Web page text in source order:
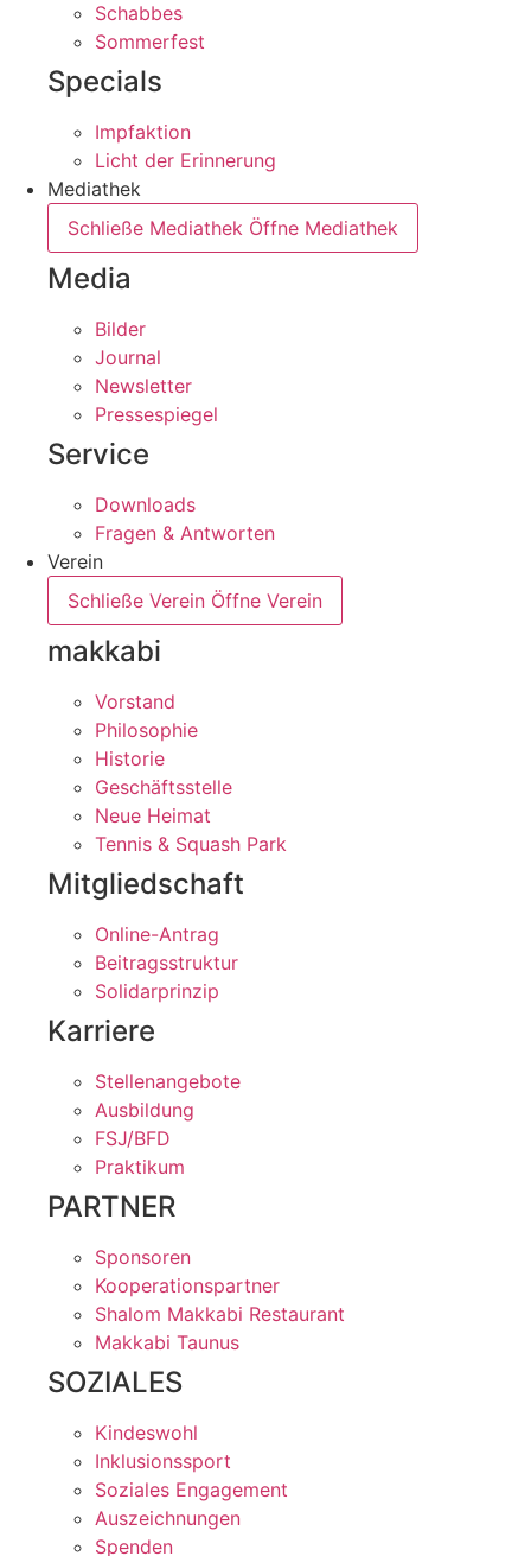
Schabbes
Sommerfest
Specials
Impfaktion
Licht der Erinnerung
Mediathek
Schließe Mediathek Öffne Mediathek
Media
Bilder
Journal
Newsletter
Pressespiegel
Service
Downloads
Fragen & Antworten
Verein
Schließe Verein Öffne Verein
makkabi
Vorstand
Philosophie
Historie
Geschäftsstelle
Neue Heimat
Tennis & Squash Park
Mitgliedschaft
Online-Antrag
Beitragsstruktur
Solidarprinzip
Karriere
Stellenangebote
Ausbildung
FSJ/BFD
Praktikum
PARTNER
Sponsoren
Kooperationspartner
Shalom Makkabi Restaurant
Makkabi Taunus
SOZIALES
Kindeswohl
Inklusionssport
Soziales Engagement
Auszeichnungen
Spenden